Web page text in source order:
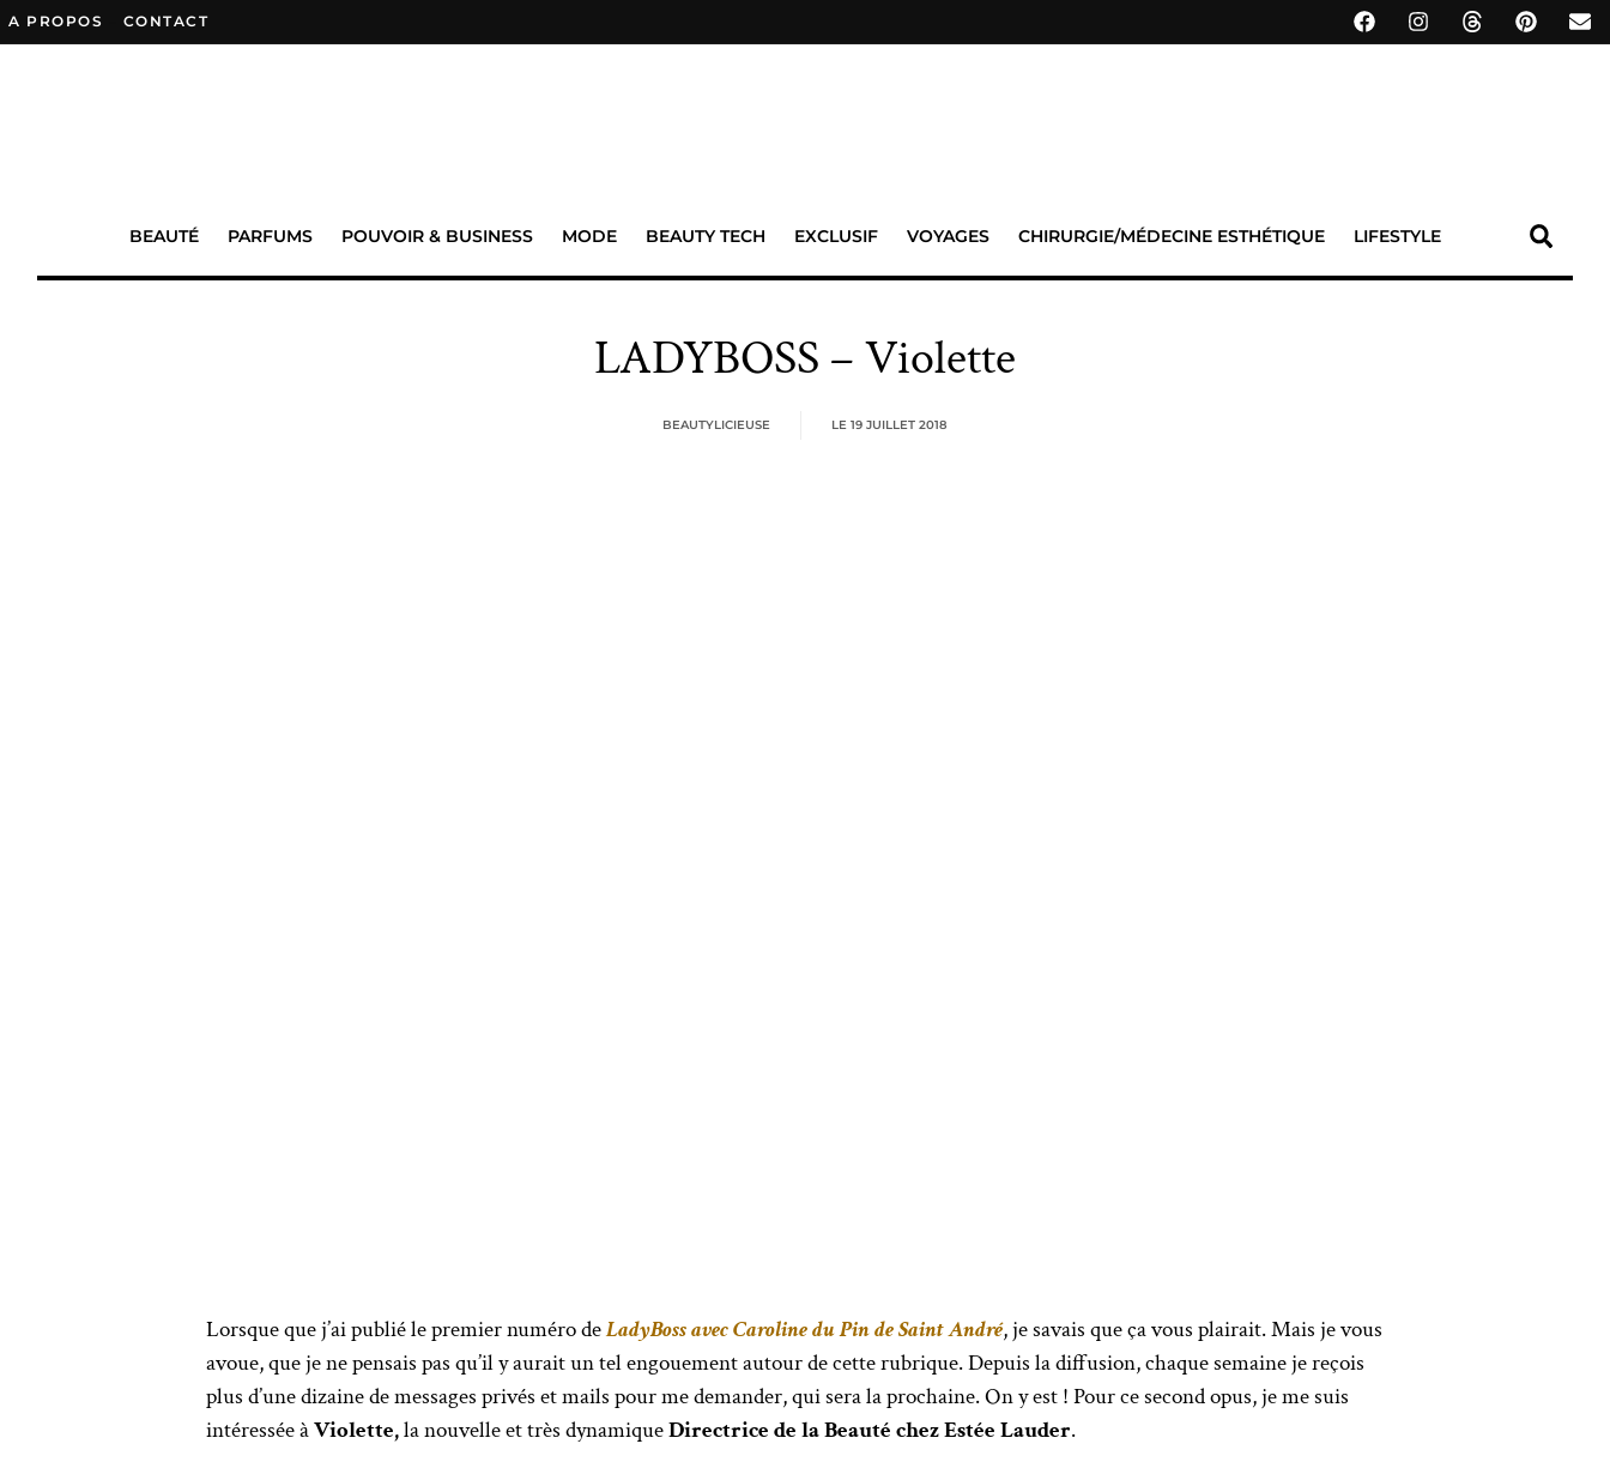
A PROPOS CONTACT
BEAUTÉ PARFUMS POUVOIR & BUSINESS MODE BEAUTY TECH EXCLUSIF VOYAGES CHIRURGIE/MÉDECINE ESTHÉTIQUE LIFESTYLE
LADYBOSS – Violette
BEAUTYLICIEUSE LE 19 JUILLET 2018
Lorsque que j’ai publié le premier numéro deLadyBoss avec Caroline du Pin de Saint André, je savais que ça vous plairait. Mais je vous
avoue, que je ne pensais pas qu’il y aurait un tel engouement autour de cette rubrique. Depuis la diffusion, chaque semaine je reçois
plus d’une dizaine de messages privés et mails pour me demander, qui sera la prochaine. On y est ! Pour ce second opus, je me suis
intéressée àViolette,la nouvelle et très dynamiqueDirectrice de la Beauté chez Estée Lauder.